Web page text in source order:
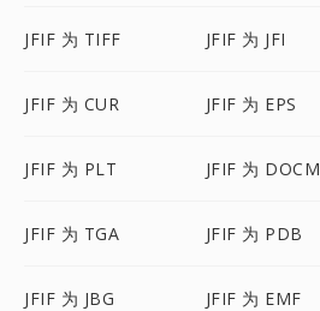
JFIF 为 TIFF JFIF 为 JFI
JFIF 为 CUR JFIF 为 EPS
JFIF 为 PLT JFIF 为 DOCM
JFIF 为 TGA JFIF 为 PDB
JFIF 为 JBG JFIF 为 EMF